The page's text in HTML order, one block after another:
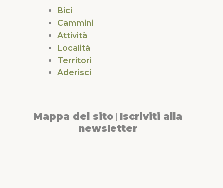
Bici
Cammini
Attività
Località
Territori
Aderisci
Mappa del sito Iscriviti alla
newsletter